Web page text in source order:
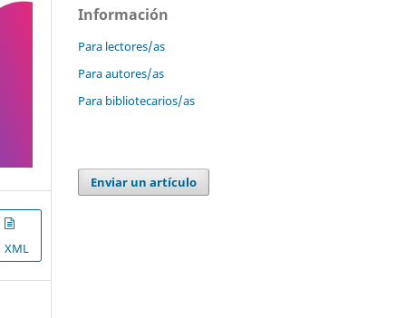
XML
Información
Para lectores/as
Para autores/as
Para bibliotecarios/as
Enviar un artículo